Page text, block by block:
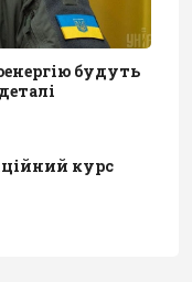
будуть
курс